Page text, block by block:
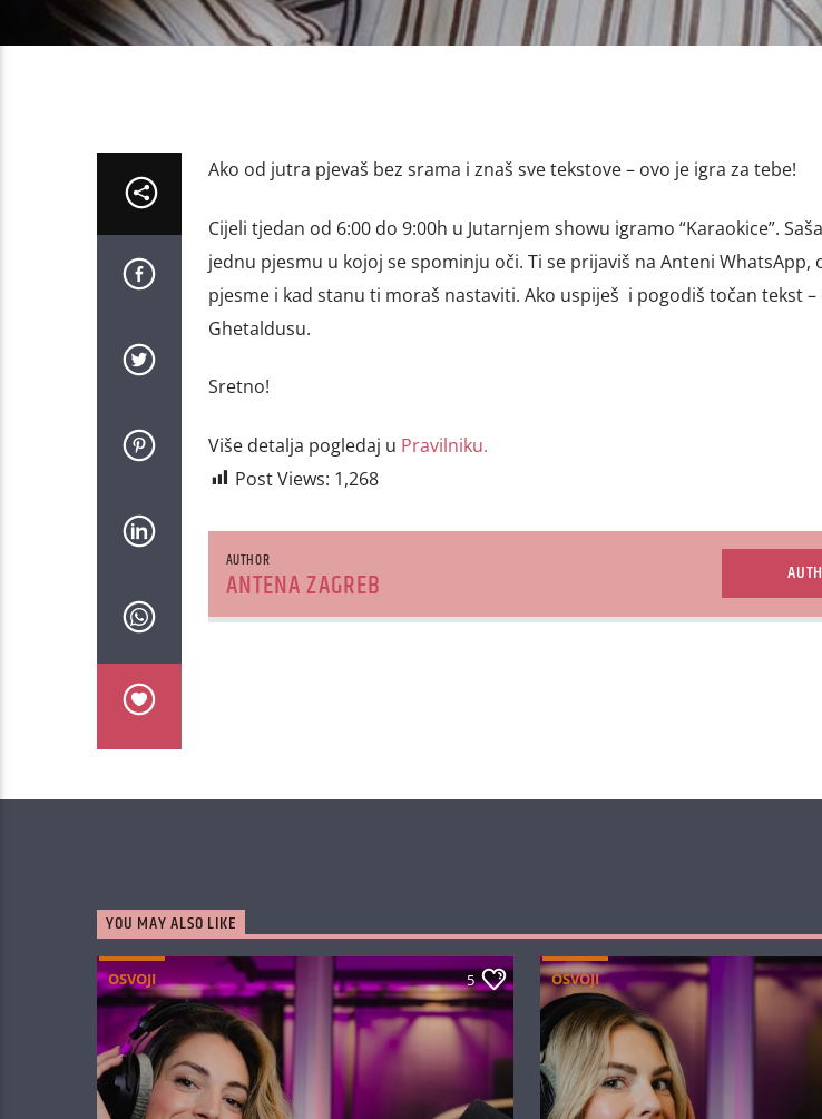
Ako od jutra pjevaš bez srama i znaš sve tekstove – ovo je igra za tebe!
Cijeli tjedan od 6:00 do 9:00h u Jutarnjem showu igramo “Karaokice”.
jednu pjesmu u kojoj se spominju oči. Ti se prijaviš na Anteni
pjesme i kad stanu ti moraš nastaviti. Ako uspiješ i pogodiš točan tekst –
Ghetaldusu.
Sretno!
Više detalja pogledaj u Pravilniku.
Post Views: 1,268
AUTHOR
ANTENA ZAGREB
YOU MAY ALSO LIKE
OSVOJI 5 OSVOJI